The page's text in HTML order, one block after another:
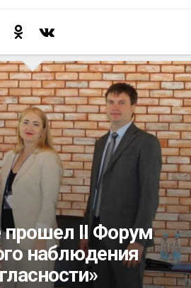
Дома культуры
прошел II Форум
наблюдения